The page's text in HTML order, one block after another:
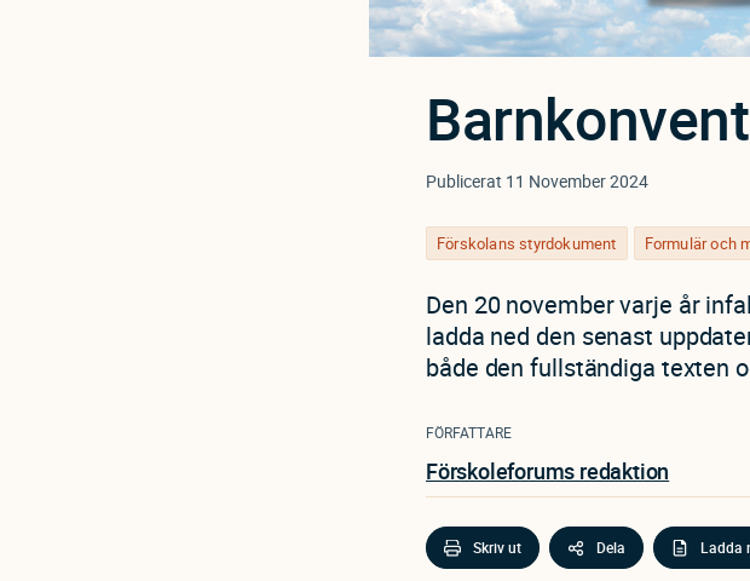
Publicerat 11 November 2024
Förskolans styrdokument Formulär och
Den 20 november varje år
ladda ned den senast
både den fullständiga texten
FÖRFATTARE
Förskoleforums redaktion
Skriv ut Dela Ladda